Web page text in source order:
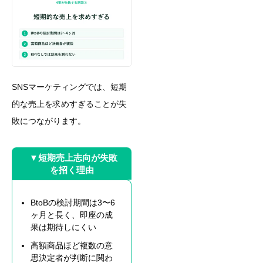
SNSマーケティングでは、短期
的な売上を求めすぎることが失
敗につながります。
▼短期売上志向が失敗
を招く理由
BtoBの検討期間は3〜6
ヶ月と長く、即座の成
果は期待しにくい
高額商品ほど複数の意
思決定者が判断に関わ